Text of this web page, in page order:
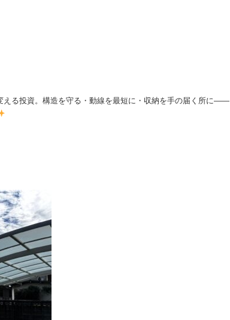
える投資。構造を守る・動線を最短に・収納を手の届く所に——